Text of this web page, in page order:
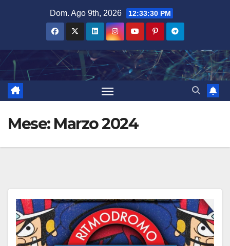
Dom. Ago 9th, 2026 12:33:32 PM
Mese: Marzo 2024